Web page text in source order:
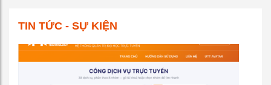
TIN TỨC - SỰ KIỆN